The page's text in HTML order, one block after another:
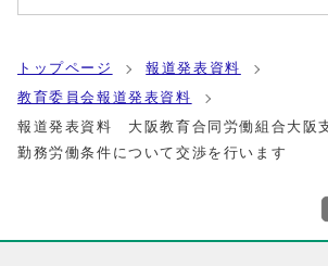
トップページ
報道発表資料
教育委員会報道発表資料
報道発表資料 大阪教育合同労働組合大阪
勤務労働条件について交渉を行います